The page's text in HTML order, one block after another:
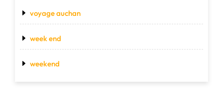
voyage auchan
week end
weekend